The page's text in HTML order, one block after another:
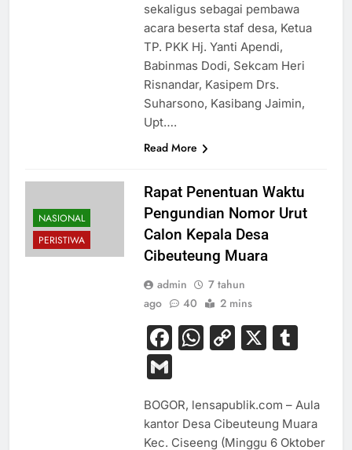
sekaligus sebagai pembawa
acara beserta staf desa, Ketua
TP. PKK Hj. Yanti Apendi,
Babinmas Dodi, Sekcam Heri
Risnandar, Kasipem Drs.
Suharsono, Kasibang Jaimin,
Upt….
Read More
NASIONAL
PERISTIWA
Rapat Penentuan Waktu
Pengundian Nomor Urut
Calon Kepala Desa
Cibeuteung Muara
admin
7 tahun
ago
40 2 mins
Facebook
WhatsApp
Copy
X
Gmail
BOGOR, lensapublik.com – Aula
kantor Desa Cibeuteung Muara
Kec. Ciseeng (Minggu 6 Oktober